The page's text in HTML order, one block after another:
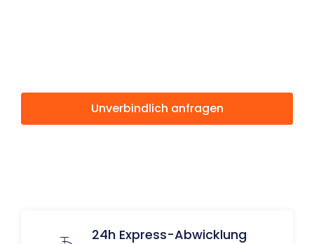
Unverbindlich anfragen
24h Express-Abwicklung